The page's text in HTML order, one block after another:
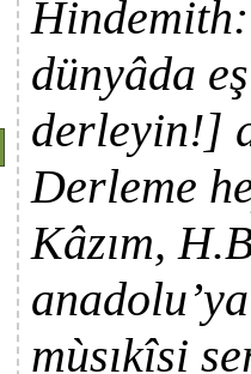
dünyâda
derleyin!]
Derleme
Kâzım,
mùsıkîsi